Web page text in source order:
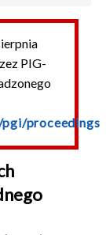
PIG-
proceedings